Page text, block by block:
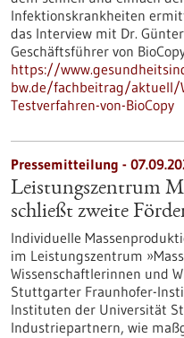
Infektionskrankheiten
das Interview mit Dr.
Geschäftsführer von
https://
bw.de/fachbeitrag/aktuell/
Testverfahren-von-BioCopy
Pressemitteilung -
Leistungszentrum
schließt zweite
Individuelle
im Leistungszentrum
Wissenschaftlerinnen und
Stuttgarter Fraunhofer-
Instituten der Universität
Industriepartnern, wie